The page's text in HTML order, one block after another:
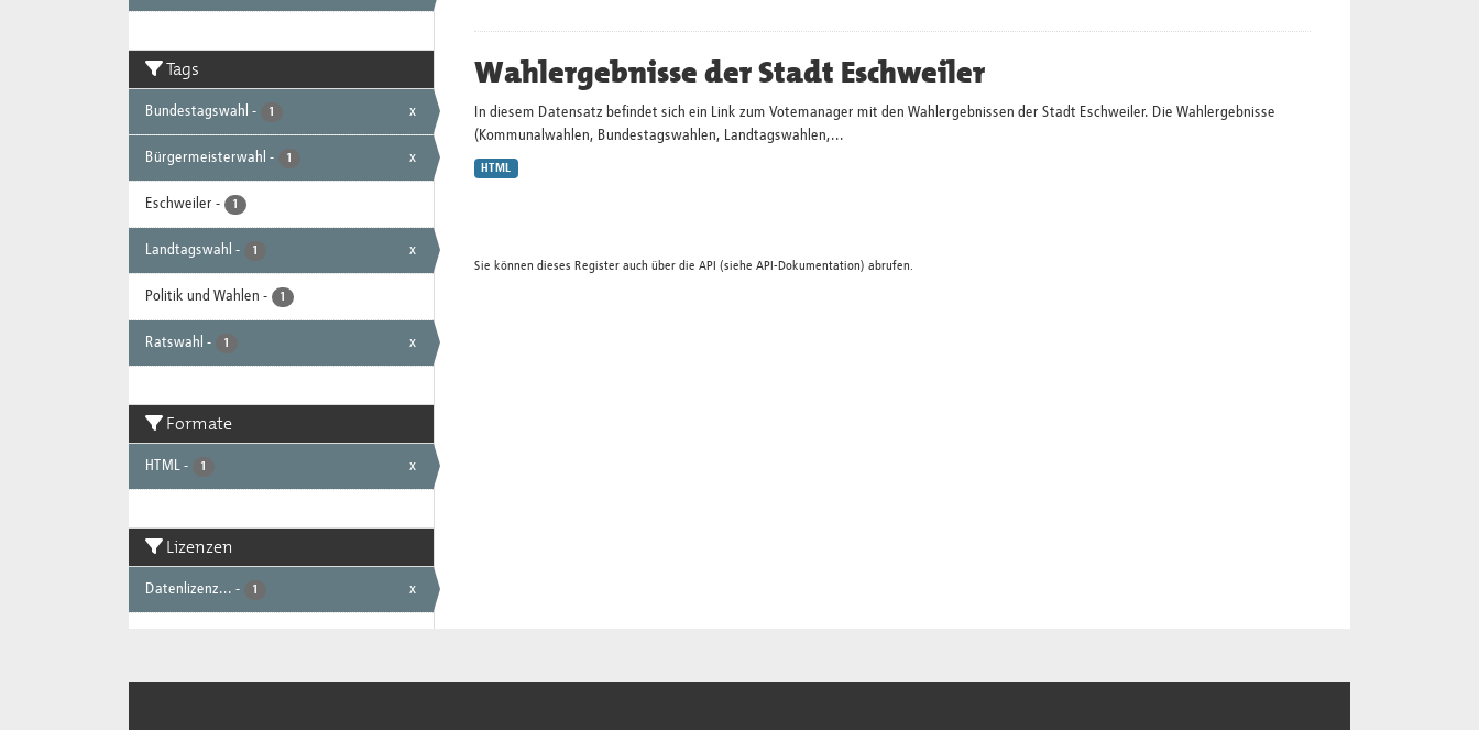
Tags
Bundestagswahl - 1 x
Bürgermeisterwahl - 1 x
Eschweiler - 1
Landtagswahl - 1 x
Politik und Wahlen - 1
Ratswahl - 1 x
Formate
HTML - 1 x
Lizenzen
Datenlizenz... - 1 x
Wahlergebnisse der Stadt Eschweiler
In diesem Datensatz befindet sich ein Link zum Votemanager mit den Wahlergebnissen der Stadt Eschweiler. Die Wahlergebnisse
(Kommunalwahlen, Bundestagswahlen, Landtagswahlen,...
HTML
Sie können dieses Register auch über die API (siehe API-Dokumentation) abrufen.